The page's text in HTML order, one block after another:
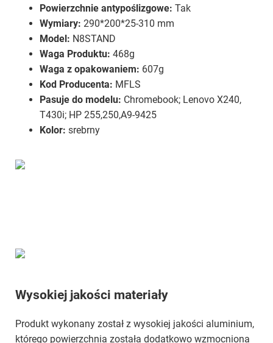
Powierzchnie antypoślizgowe: Tak
Wymiary: 290*200*25-310 mm
Model: N8STAND
Waga Produktu: 468g
Waga z opakowaniem: 607g
Kod Producenta: MFLS
Pasuje do modelu: Chromebook; Lenovo X240,
T430i; HP 255,250,A9-9425
Kolor: srebrny
Wysokiej jakości materiały
Produkt wykonany został z wysokiej jakości aluminium,
którego powierzchnia została dodatkowo wzmocniona